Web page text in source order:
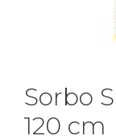
Sorbo
120 cm